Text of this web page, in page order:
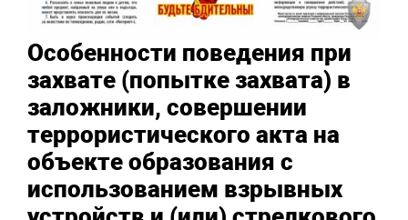
Особенности поведения при
захвате (попытке захвата) в
заложники, совершении
террористического акта на
объекте образования с
использованием взрывных